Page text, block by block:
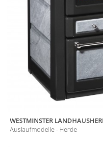
WESTMINSTER
Auslaufmodelle - Herde